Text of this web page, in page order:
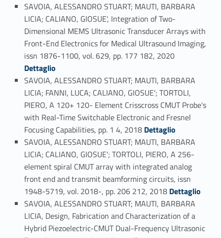
SAVOIA, ALESSANDRO STUART; MAUTI, BARBARA
LICIA; CALIANO, GIOSUE', Integration of Two-
Dimensional MEMS Ultrasonic Transducer Arrays with
Front-End Electronics for Medical Ultrasound Imaging,
issn 1876-1100, vol. 629, pp. 177 182, 2020
Dettaglio
SAVOIA, ALESSANDRO STUART; MAUTI, BARBARA
LICIA; FANNI, LUCA; CALIANO, GIOSUE'; TORTOLI,
PIERO, A 120+ 120- Element Crisscross CMUT Probe's
with Real-Time Switchable Electronic and Fresnel
Focusing Capabilities, pp. 1 4, 2018 Link identifier #identifier_person_10888-4
Dettaglio
SAVOIA, ALESSANDRO STUART; MAUTI, BARBARA
LICIA; CALIANO, GIOSUE'; TORTOLI, PIERO, A 256-
element spiral CMUT array with integrated analog
front end and transmit beamforming circuits, issn
1948-5719, vol. 2018-, pp. 206 212, 2018 Link identifier #identifier_person_142470-5
Dettaglio
SAVOIA, ALESSANDRO STUART; MAUTI, BARBARA
LICIA, Design, Fabrication and Characterization of a
Hybrid Piezoelectric-CMUT Dual-Frequency Ultrasonic